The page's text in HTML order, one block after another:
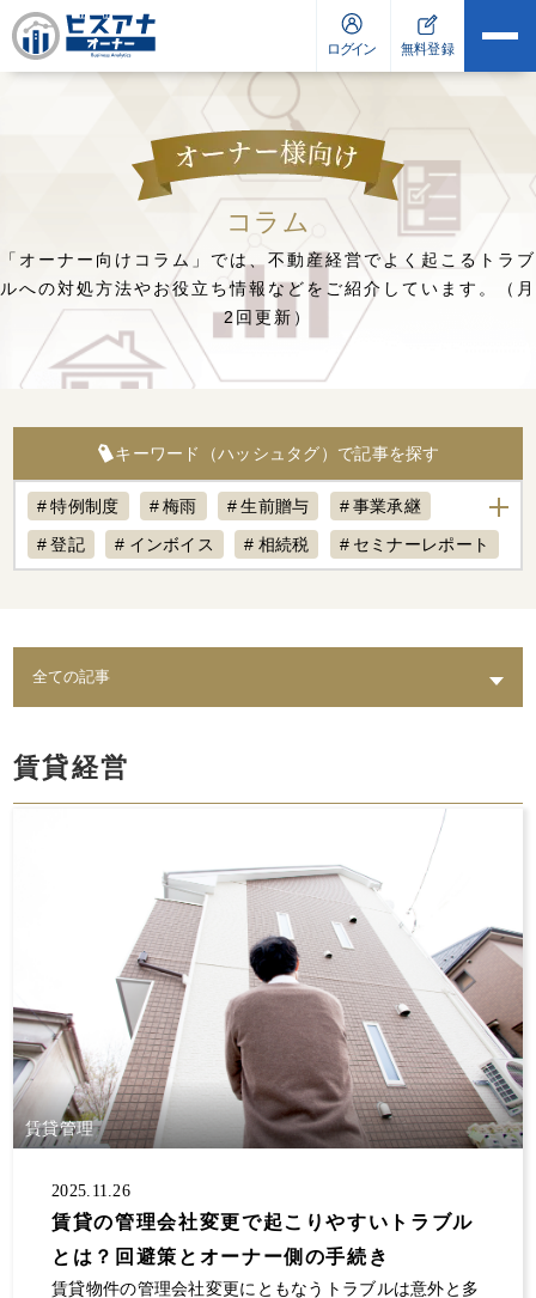
コラム
「オーナー向けコラム」では、不動産経営でよく起こるトラブ
ルへの対処方法やお役立ち情報などをご紹介しています。（月
2回更新）
キーワード（ハッシュタグ）で記事を探す
特例制度 梅雨 生前贈与
事業承継
登記
インボイス 相続税
セミナーレポート
倒壊リスク
費用
統計調査レポート
人気設備 騒音
時効
スマサテ 管理委託
契約違反
確定申告不要
確定申告
セミナー開催
立ち退き 節税
法人化
家賃収入
相場 強制執行
確定申告書類
大規模修繕
消費税 保険
自主管理
サラリーマン
事業継承 夜逃げ
東京ルール
節税対策
確定申告していない
大家の会
家賃
空室対策
決算書 1年目
セミナー登壇
賃貸経営
賃貸管理
2025.11.26
賃貸の管理会社変更で起こりやすいトラブル
とは？回避策とオーナー側の手続き
賃貸物件の管理会社変更にともなうトラブルは意外と多